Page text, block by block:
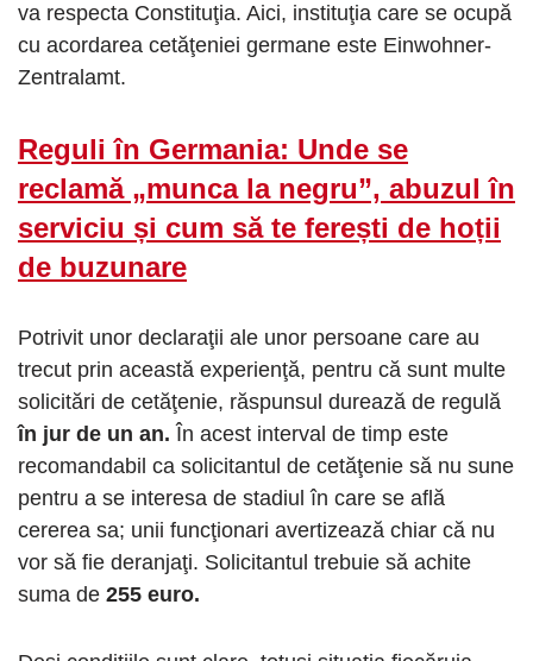
va respecta Constituţia. Aici, instituţia care se ocupă
cu acordarea cetăţeniei germane este Einwohner-
Zentralamt.
Reguli în Germania: Unde se
reclamă „munca la negru”, abuzul în
serviciu și cum să te ferești de hoții
de buzunare
Potrivit unor declaraţii ale unor persoane care au
trecut prin această experienţă, pentru că sunt multe
solicitări de cetăţenie, răspunsul durează de regulă
în jur de un an. În acest interval de timp este
recomandabil ca solicitantul de cetăţenie să nu sune
pentru a se interesa de stadiul în care se află
cererea sa; unii funcţionari avertizează chiar că nu
vor să fie deranjaţi. Solicitantul trebuie să achite
suma de 255 euro.